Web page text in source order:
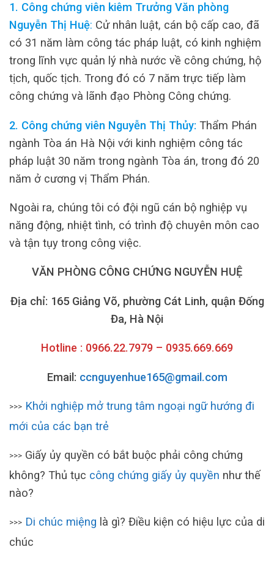
1. Công chứng viên kiêm Trưởng Văn phòng
Nguyễn Thị Huệ: Cử nhân luật, cán bộ cấp cao, đã
có 31 năm làm công tác pháp luật, có kinh nghiệm
trong lĩnh vực quản lý nhà nước về công chứng, hộ
tịch, quốc tịch. Trong đó có 7 năm trực tiếp làm
công chứng và lãnh đạo Phòng Công chứng.
2. Công chứng viên Nguyễn Thị Thủy: Thẩm Phán
ngành Tòa án Hà Nội với kinh nghiệm công tác
pháp luật 30 năm trong ngành Tòa án, trong đó 20
năm ở cương vị Thẩm Phán.
Ngoài ra, chúng tôi có đội ngũ cán bộ nghiệp vụ
năng động, nhiệt tình, có trình độ chuyên môn cao
và tận tụy trong công việc.
VĂN PHÒNG CÔNG CHỨNG NGUYỄN HUỆ
Địa chỉ: 165 Giảng Võ, phường Cát Linh, quận Đống
Đa, Hà Nội
Hotline : 0966.22.7979 – 0935.669.669
Email: ccnguyenhue165@gmail.com
>>> Khởi nghiệp mở trung tâm ngoại ngữ hướng đi
mới của các bạn trẻ
>>> Giấy ủy quyền có bắt buộc phải công chứng
không? Thủ tục công chứng giấy ủy quyền như thế
nào?
>>> Di chúc miệng là gì? Điều kiện có hiệu lực của di
chúc